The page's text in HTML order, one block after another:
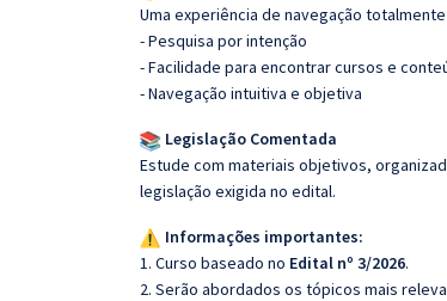
Uma experiência de navegação
- Pesquisa por intenção
- Facilidade para encontrar cursos e
- Navegação intuitiva e objetiva
Legislação Comentada
Estude com materiais objetivos,
legislação exigida no edital.
Informações importantes:
1. Curso baseado no Edital nº 3/2026.
2. Serão abordados os tópicos mais